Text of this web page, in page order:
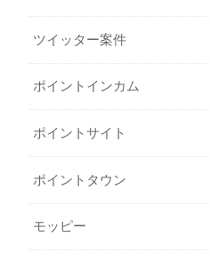
ツイッター案件
ポイントインカム
ポイントサイト
ポイントタウン
モッピー